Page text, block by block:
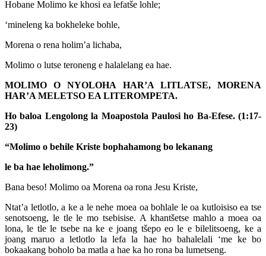
Hobane Molimo ke khosi ea lefatše lohle;
‘mineleng ka bokheleke bohle,
Morena o rena holim’a lichaba,
Molimo o lutse teroneng e halalelang ea hae.
MOLIMO O NYOLOHA HAR’A LITLATSE, MORENA
HAR’A MELETSO EA LITEROMPETA.
Ho baloa Lengolong la Moapostola Paulosi ho Ba-Efese. (1:17-
23)
“Molimo o behile Kriste bophahamong bo lekanang
le ba hae leholimong.”
Bana beso! Molimo oa Morena oa rona Jesu Kriste,
Ntat’a letlotlo, a ke a le nehe moea oa bohlale le oa kutloisiso ea tse
senotsoeng, le tle le mo tsebisise. A khantšetse mahlo a moea oa
lona, le tle le tsebe na ke e joang tšepo eo le e bilelitsoeng, ke a
joang maruo a letlotlo la lefa la hae ho bahalelali ‘me ke bo
bokaakang boholo ba matla a hae ka ho rona ba lumetseng.